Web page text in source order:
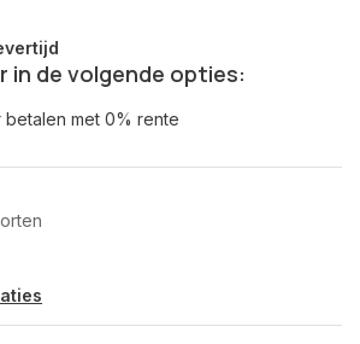
in de volgende opties:
met 0% rente